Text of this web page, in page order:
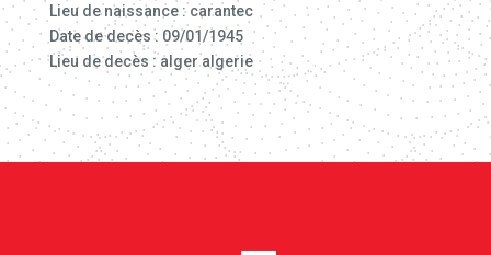
Lieu de naissance : carantec
Date de decès : 09/01/1945
Lieu de decès : alger algerie